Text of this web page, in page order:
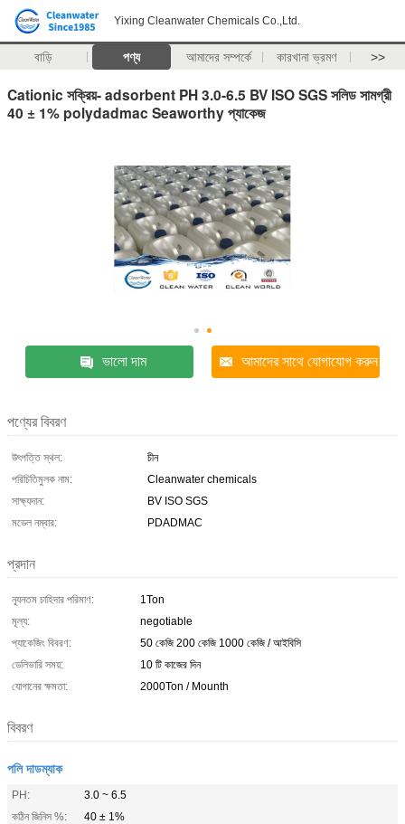
Yixing Cleanwater Chemicals Co.,Ltd.
বাড়ি পণ্য আমাদের সম্পর্কে কারখানা ভ্রমণ >>
Cationic সক্রিয়- adsorbent PH 3.0-6.5 BV ISO SGS সলিড সামগ্রী
40 ± 1% polydadmac Seaworthy প্যাকেজ
ভালো দাম আমাদের সাথে যোগাযোগ করুন
পণ্যের বিবরণ
উৎপত্তি স্থল:
চীন
পরিচিতিমুলক নাম:
Cleanwater chemicals
সাক্ষ্যদান:
BV ISO SGS
মডেল নম্বার:
PDADMAC
প্রদান
ন্যূনতম চাহিদার পরিমাণ:
1Ton
মূল্য:
negotiable
প্যাকেজিং বিবরণ:
50 কেজি 200 কেজি 1000 কেজি / আইবিসি
ডেলিভারি সময়:
10 টি কাজের দিন
যোগানের ক্ষমতা:
2000Ton / Mounth
বিবরণ
পলি দাডম্যাক
PH:
3.0 ~ 6.5
কঠিন জিনিস %:
40 ± 1%